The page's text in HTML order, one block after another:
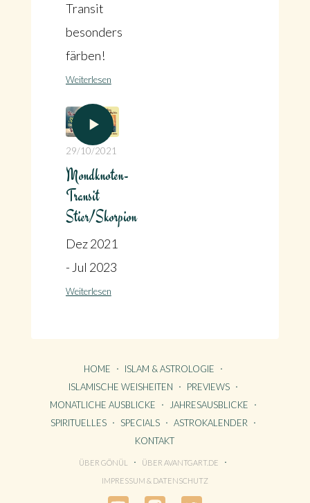
Transit
besonders
färben!
Weiterlesen
29/10/2021
Mondknoten-
Transit
Stier/Skorpion
Dez 2021
- Jul 2023
Weiterlesen
HOME
ISLAM & ASTROLOGIE
ISLAMISCHE WEISHEITEN
PREVIEWS
MONATLICHE AUSBLICKE
JAHRESAUSBLICKE
SPIRITUELLES
SPECIALS
ASTROKALENDER
KONTAKT
ÜBER GÖNÜL
ÜBER AVANTGART.DE
IMPRESSUM & DATENSCHUTZ